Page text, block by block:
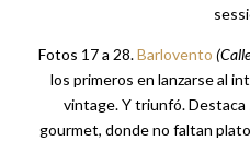
Fotos 17 a 28.Barlovento
los primeros en lanzarse al
vintage. Y triunfó. Destaca
gourmet, donde no faltan